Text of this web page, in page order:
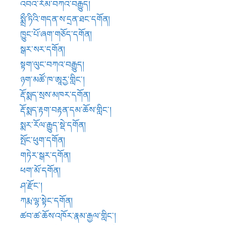
སྤོང་ཕུག་དགོན།
གཏེར་སྒར་དགོན།
ཕག་མོ་དགོན།
ཤ་རྫོང་།
ཀརྨ་ལྷ་སྟེང་དགོན།
ཚབ་ཚ་ཆོས་འཁོར་རྣམ་རྒྱལ་གླིང་།
རྨ་ཡུལ་ཀཾ་ཚང་མཚམས་ཁང་དགོན།
གཡའ་བཟང་བཀའ་བརྒྱུད།
ཁྲོ་ཆུ་ཤུ་བྷཾ་དགོན།
གླ་བྲོ་དགོན།
འདབ་འབྲུག་རྗེ་དགེ་ལེགས་དར་རྒྱས་གླིང་།
ཚ་བ་རོང་རྩྭ་ཐང་དགོན།
འབོ་གངས་དཀར་དགོན།
གདན་ས་དཔལ་སྤུངས།
བན་རྒན་དགོན།